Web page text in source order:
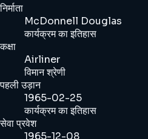
निर्माता
McDonnell Douglas
कार्यक्रम का इतिहास
कक्षा
Airliner
विमान श्रेणी
पहली उड़ान
1965-02-25
कार्यक्रम का इतिहास
सेवा प्रवेश
1965-12-08